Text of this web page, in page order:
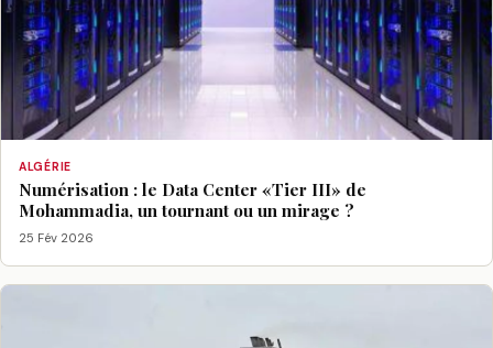
ALGÉRIE
Numérisation : le Data Center «Tier III» de
Mohammadia, un tournant ou un mirage ?
25 Fév 2026